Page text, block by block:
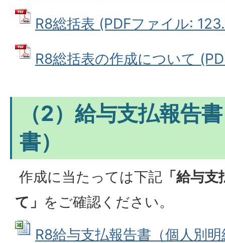
R8総括表 (PDFファイル:
R8総括表の作成について
（2）給与支払報告
書）
作成に当たっては下記 「給与
て」 をご確認ください。
R8給与支払報告書（個人別